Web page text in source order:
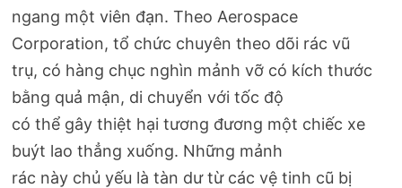
ngang một viên đạn. Theo Aerospace
Corporation, tổ chức chuyên theo dõi rác vũ
trụ, có hàng chục nghìn mảnh vỡ có kích thước
bằng quả mận, di chuyển với tốc độ
có thể gây thiệt hại tương đương một chiếc xe
buýt lao thẳng xuống. Những mảnh
rác này chủ yếu là tàn dư từ các vệ tinh cũ bị